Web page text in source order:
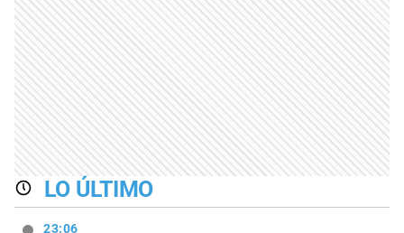
LO ÚLTIMO
23:06